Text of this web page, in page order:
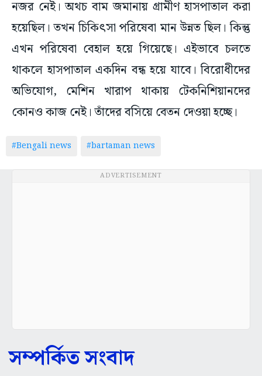
নজর নেই। অথচ বাম জমানায় গ্রামীণ হাসপাতাল করা
হয়েছিল। তখন চিকিৎসা পরিষেবা মান উন্নত ছিল। কিন্তু
এখন পরিষেবা বেহাল হয়ে গিয়েছে। এইভাবে চলতে
থাকলে হাসপাতাল একদিন বন্ধ হয়ে যাবে। বিরোধীদের
অভিযোগ, মেশিন খারাপ থাকায় টেকনিশিয়ানদের
কোনও কাজ নেই। তাঁদের বসিয়ে বেতন দেওয়া হচ্ছে।
#Bengali news #bartaman news
ADVERTISEMENT
সম্পর্কিত সংবাদ